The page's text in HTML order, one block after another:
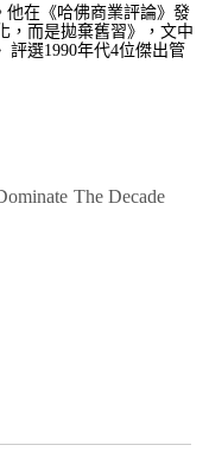
他在《哈佛商業評論》發
，而是拋棄舊習》，文中
評選1990年代4位傑出管
The Decade